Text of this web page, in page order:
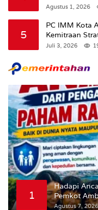
Tunda
Agustus 1, 2026
5
PC IMM Kota
Kemitraan
Bangsa
Juli 3, 2026
1
Hadapi
Pemkot
Agustus 7, 2026